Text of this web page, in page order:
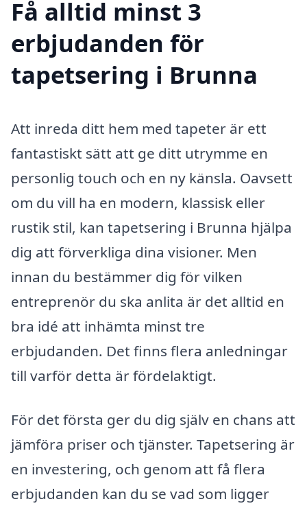
Få alltid minst 3
erbjudanden för
tapetsering i Brunna
Att inreda ditt hem med tapeter är ett
fantastiskt sätt att ge ditt utrymme en
personlig touch och en ny känsla. Oavsett
om du vill ha en modern, klassisk eller
rustik stil, kan tapetsering i Brunna hjälpa
dig att förverkliga dina visioner. Men
innan du bestämmer dig för vilken
entreprenör du ska anlita är det alltid en
bra idé att inhämta minst tre
erbjudanden. Det finns flera anledningar
till varför detta är fördelaktigt.
För det första ger du dig själv en chans att
jämföra priser och tjänster. Tapetsering är
en investering, och genom att få flera
erbjudanden kan du se vad som ligger